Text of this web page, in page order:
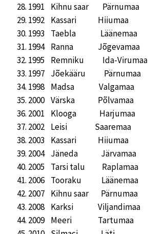
1991 Kihnu saar Pärnumaa
1992 Kassari Hiiumaa
1993 Taebla Läänemaa
1994 Ranna Jõgevamaa
1995 Remniku Ida-Virumaa
1997 Jõekääru Pärnumaa
1998 Madsa Valgamaa
2000 Värska Põlvamaa
2001 Klooga Harjumaa
2002 Leisi Saaremaa
2003 Kassari Hiiumaa
2004 Jäneda Järvamaa
2005 Tarsi talu Raplamaa
2006 Tooraku Läänemaa
2007 Kihnu saar Pärnumaa
2008 Karksi Viljandimaa
2009 Meeri Tartumaa